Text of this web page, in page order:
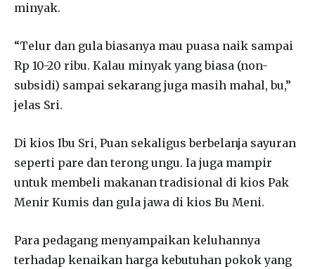
minyak.
“Telur dan gula biasanya mau puasa naik sampai
Rp 10-20 ribu. Kalau minyak yang biasa (non-
subsidi) sampai sekarang juga masih mahal, bu,”
jelas Sri.
Di kios Ibu Sri, Puan sekaligus berbelanja sayuran
seperti pare dan terong ungu. Ia juga mampir
untuk membeli makanan tradisional di kios Pak
Menir Kumis dan gula jawa di kios Bu Meni.
Para pedagang menyampaikan keluhannya
terhadap kenaikan harga kebutuhan pokok yang